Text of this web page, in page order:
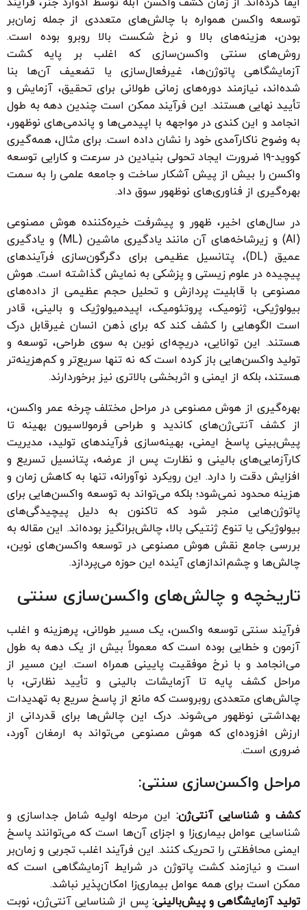
توسعه واکسن همواره با چالش‌های متعددی از جمله زمان‌بر
بودن، هزینه‌های بالا و نرخ شکست بالا روبرو بوده است.
روش‌های سنتی واکسن‌سازی که اغلب بر پایه کشت
آزمایشگاهی پاتوژن‌ها، غیرفعال‌سازی یا تضعیف آن‌ها بنا
شده‌اند، نیازمند دوره‌های زمانی طولانی برای تحقیق، آزمایش و
تأیید نهایی هستند. این فرآیند ممکن است چندین دهه به طول
انجامد و این کندی در مواجهه با اپیدمی‌ها و پاندمی‌های نوظهور،
به وضوح ناکارآمدی خود را نشان داده است. برای مثال، همه‌گیری
کووید-۱۹ ضرورت ایجاد تحولی بنیادین در سرعت و کارایی توسعه
واکسن را بیش از پیش آشکار ساخت و جامعه علمی را به سمت
بهره‌گیری از فناوری‌های نوظهور سوق داد.
در سال‌های اخیر، ظهور و پیشرفت خیره‌کننده هوش مصنوعی
(AI) و زیرشاخه‌های آن مانند یادگیری ماشین (ML) و یادگیری
عمیق (DL)، پتانسیل عظیمی برای دگرگون‌سازی فرآیندهای
پیچیده در علوم زیستی و پزشکی به نمایش گذاشته است. هوش
مصنوعی با قابلیت پردازش و تحلیل حجم عظیمی از داده‌های
بیولوژیکی، ژنومیک، پروتئومیک، اپیدمیولوژیک و بالینی، قادر
است الگوهایی را کشف کند که برای ذهن انسان غیرقابل درک
هستند. این توانایی، دریچه‌ای نوین به سوی طراحی، توسعه و
تولید واکسن‌هایی باز کرده است که نه تنها سریع‌تر و کم‌هزینه‌تر
هستند، بلکه از ایمنی و اثربخشی بالاتری نیز برخوردارند.
بهره‌گیری از هوش مصنوعی در مراحل مختلف چرخه عمر واکسن،
از کشف آنتی‌ژن‌های کاندید و طراحی فرمولاسیون بهینه تا
پیش‌بینی پاسخ ایمنی، بهینه‌سازی فرآیندهای تولید، مدیریت
کارآزمایی‌های بالینی و نظارت پس از عرضه، پتانسیل تسریع و
افزایش دقت را دارد. این رویکرد نوآورانه، تنها به کاهش زمان و
هزینه محدود نمی‌شود؛ بلکه می‌تواند به توسعه واکسن‌هایی برای
پاتوژن‌هایی منجر شود که تاکنون به دلیل پیچیدگی‌های
بیولوژیکی یا تنوع ژنتیکی بالا، چالش‌برانگیز بوده‌اند. این مقاله به
بررسی جامع نقش هوش مصنوعی در توسعه واکسن‌های نوین،
چالش‌ها و چشم‌اندازهای آینده این حوزه می‌پردازد.
تاریخچه و چالش‌های واکسن‌سازی سنتی
فرآیند سنتی توسعه واکسن، یک مسیر طولانی، پرهزینه و اغلب
آزمون و خطایی بوده است که معمولاً بیش از یک دهه به طول
می‌انجامد و با نرخ موفقیت پایینی همراه است. این مسیر از
مراحل کشف پایه تا آزمایشات بالینی و تأیید نظارتی، با
چالش‌های متعددی روبروست که مانع از پاسخ سریع به تهدیدات
بهداشتی نوظهور می‌شوند. درک این چالش‌ها برای قدردانی از
ارزش افزوده‌ای که هوش مصنوعی می‌تواند به ارمغان آورد،
ضروری است.
مراحل واکسن‌سازی سنتی:
کشف و شناسایی آنتی‌ژن: این مرحله اولیه شامل جداسازی و
شناسایی عوامل بیماری‌زا و اجزای آن‌ها است که می‌توانند پاسخ
ایمنی محافظتی را تحریک کنند. این فرآیند اغلب تجربی و زمان‌بر
است و نیازمند کشت پاتوژن در شرایط آزمایشگاهی است که
ممکن است برای همه عوامل بیماری‌زا امکان‌پذیر نباشد.
تولید آزمایشگاهی و پیش‌بالینی: پس از شناسایی آنتی‌ژن، نوبت